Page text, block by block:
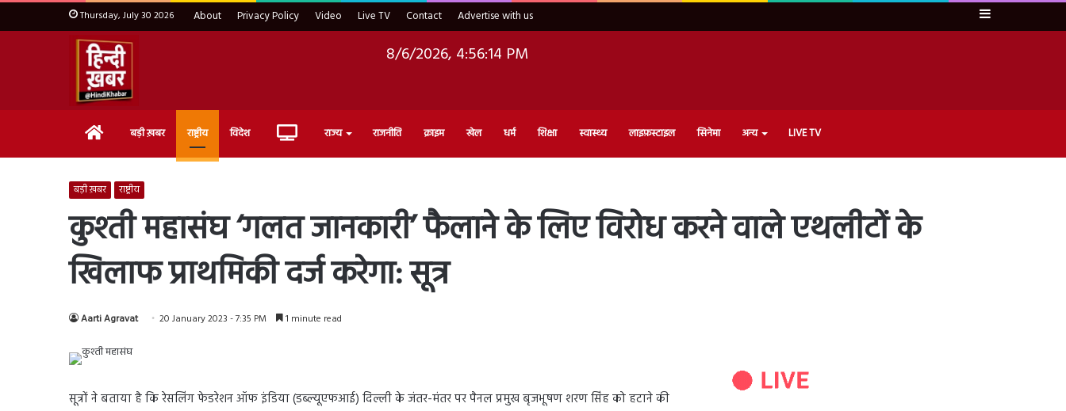
Thursday, July 30 2026 About Privacy Policy Video Live TV Contact Advertise with us Sidebar
8/6/2026, 4:56:15 PM
Home बड़ी ख़बर राष्ट्रीय विदेश Live राज्य राजनीति क्राइम खेल धर्म शिक्षा स्वास्थ्य लाइफ़स्टाइल सिनेमा अन्य LIVE TV
बड़ी ख़बर राष्ट्रीय
कुश्ती महासंघ ‘गलत जानकारी’ फैलाने के लिए विरोध करने वाले एथलीटों के
खिलाफ प्राथमिकी दर्ज करेगा: सूत्र
Aarti Agravat 20 January 2023 - 7:35 PM 1 minute read
सूत्रों ने बताया है कि रेसलिंग फेडरेशन ऑफ इंडिया (डब्ल्यूएफआई) दिल्ली के जंतर-मंतर पर पैनल प्रमुख बृजभूषण शरण सिंह को हटाने की